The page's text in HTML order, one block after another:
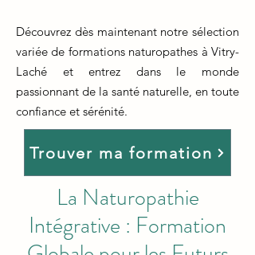
Découvrez dès maintenant notre sélection
variée de formations naturopathes à Vitry-
Laché et entrez dans le monde
passionnant de la santé naturelle, en toute
confiance et sérénité.
Trouver ma formation
La Naturopathie
Intégrative : Formation